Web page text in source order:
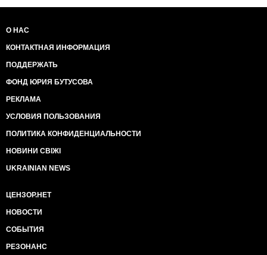
О НАС
КОНТАКТНАЯ ИНФОРМАЦИЯ
ПОДДЕРЖАТЬ
ФОНД ЮРИЯ БУТУСОВА
РЕКЛАМА
УСЛОВИЯ ПОЛЬЗОВАНИЯ
ПОЛИТИКА КОНФИДЕНЦИАЛЬНОСТИ
НОВИНИ СВІЖІ
UKRAINIAN NEWS
ЦЕНЗОР.НЕТ
НОВОСТИ
СОБЫТИЯ
РЕЗОНАНС